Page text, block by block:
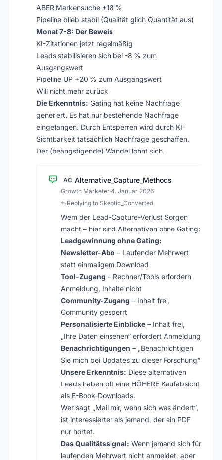
ABER Markensuche +18 %
Pipeline blieb stabil (Qualität glich Quantität aus)
Monat 7-8: Der Beweis
KI-Zitationen jetzt regelmäßig
Leads stabilisieren sich bei -8 % zum
Ausgangswert
Pipeline UP +20 % zum Ausgangswert
Will nicht mehr zurück
Die Erkenntnis: Gating hat keine Nachfrage
generiert. Es hat nur bestehende Nachfrage
eingefangen. Durch Entsperren wird durch KI-
Sichtbarkeit tatsächlich Nachfrage geschaffen.
Der (beängstigende) Wandel lohnt sich.
AC Alternative_Capture_Methods
Growth Marketer·4. Januar 2026
Replying to Skeptic_Converted
Wem der Lead-Capture-Verlust Sorgen
macht – hier sind Alternativen ohne Gating:
Leadgewinnung ohne Gating:
Newsletter-Abo – Laufender Mehrwert
statt einmaligem Download
Tool-Zugang – Rechner/Tools erfordern
Anmeldung, Inhalte nicht
Community-Zugang – Inhalt frei,
Community gesperrt
Personalisierte Einblicke – Inhalt frei,
„Ihre Daten einsehen“ erfordert Anmeldung
Benachrichtigungen – „Benachrichtigen
Sie mich bei Updates zu dieser Forschung“
Unsere Erkenntnis: Diese alternativen
Leads haben oft eine HÖHERE Kaufabsicht
als E-Book-Downloads.
Wer sagt „Mail mir, wenn sich was ändert“,
ist interessierter als jemand, der ein PDF
nur hortet.
Das Qualitätssignal: Wenn jemand sich für
laufenden Mehrwert nicht anmeldet, aber